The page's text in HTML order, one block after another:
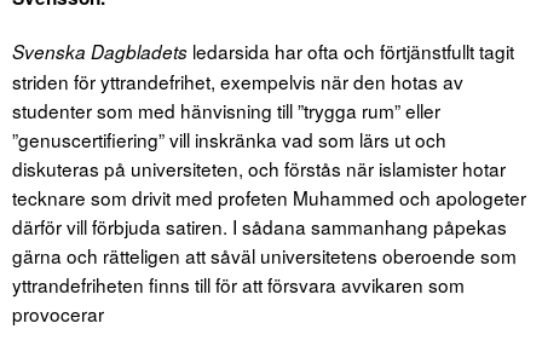
Svenska Dagbladets ledarsida har ofta och förtjänstfullt tagit
striden för yttrandefrihet, exempelvis när den hotas av
studenter som med hänvisning till ”trygga rum” eller
”genuscertifiering” vill inskränka vad som lärs ut och
diskuteras på universiteten, och förstås när islamister hotar
tecknare som drivit med profeten Muhammed och apologeter
därför vill förbjuda satiren. I sådana sammanhang påpekas
gärna och rätteligen att såväl universitetens oberoende som
yttrandefriheten finns till för att försvara avvikaren som
provocerar